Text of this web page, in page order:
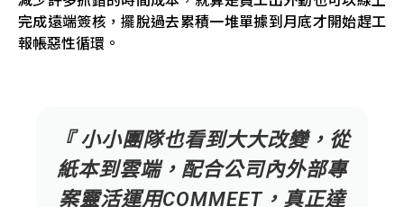
完成遠端簽核，擺脫過去累積一堆單據到月底才開始趕工
報帳惡性循環。
『 小小團隊也看到大大改變，從
紙本到雲端，配合公司內外部專
案靈活運用COMMEET，真正達